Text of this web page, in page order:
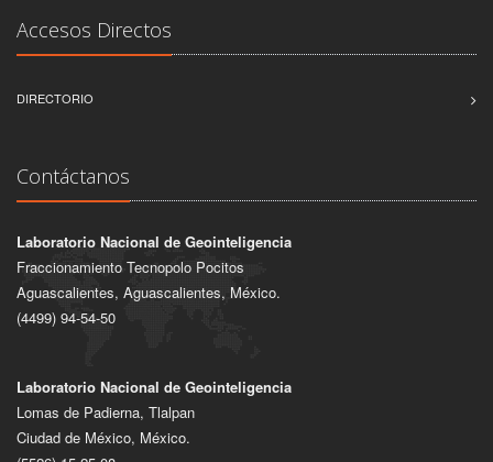
Accesos Directos
DIRECTORIO
Contáctanos
Laboratorio Nacional de Geointeligencia
Fraccionamiento Tecnopolo Pocitos
Aguascalientes, Aguascalientes, México.
(4499) 94-54-50
Laboratorio Nacional de Geointeligencia
Lomas de Padierna, Tlalpan
Ciudad de México, México.